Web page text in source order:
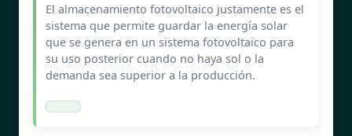
El almacenamiento fotovoltaico justamente es el
sistema que permite guardar la energía solar
que se genera en un sistema fotovoltaico para
su uso posterior cuando no haya sol o la
demanda sea superior a la producción.